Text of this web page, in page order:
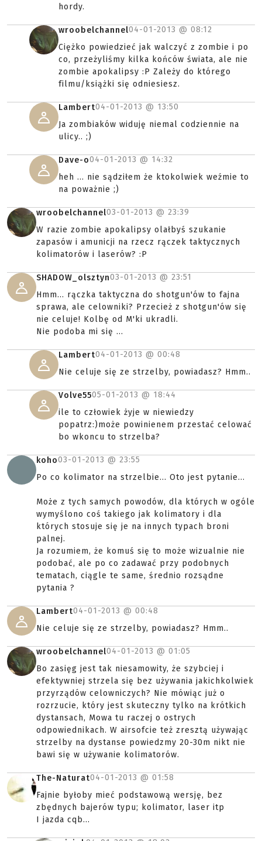
hordy.
wroobelchannel04-01-2013 @ 08:12
Ciężko powiedzieć jak walczyć z zombie i po
co, przeżyliśmy kilka końców świata, ale nie
zombie apokalipsy :P Zależy do którego
filmu/książki się odniesiesz.
Lambert04-01-2013 @ 13:50
Ja zombiaków widuję niemal codziennie na
ulicy.. ;)
Dave-o04-01-2013 @ 14:32
heh ... nie sądziłem że ktokolwiek weźmie to
na poważnie ;)
wroobelchannel03-01-2013 @ 23:39
W razie zombie apokalipsy olałbyś szukanie
zapasów i amunicji na rzecz rączek taktycznych
kolimatorów i laserów? :P
SHADOW_olsztyn03-01-2013 @ 23:51
Hmm... rączka taktyczna do shotgun'ów to fajna
sprawa, ale celowniki? Przecież z shotgun'ów się
nie celuje! Kolbę od M'ki ukradli.
Nie podoba mi się ...
Lambert04-01-2013 @ 00:48
Nie celuje się ze strzelby, powiadasz? Hmm..
Volve5505-01-2013 @ 18:44
ile to człowiek żyje w niewiedzy
popatrz:)może powinienem przestać celować
bo wkoncu to strzelba?
koho03-01-2013 @ 23:55
Po co kolimator na strzelbie... Oto jest pytanie...
Może z tych samych powodów, dla których w ogóle
wymyślono coś takiego jak kolimatory i dla
których stosuje się je na innych typach broni
palnej.
Ja rozumiem, że komuś się to może wizualnie nie
podobać, ale po co zadawać przy podobnych
tematach, ciągle te same, średnio rozsądne
pytania ?
Lambert04-01-2013 @ 00:48
Nie celuje się ze strzelby, powiadasz? Hmm..
wroobelchannel04-01-2013 @ 01:05
Bo zasięg jest tak niesamowity, że szybciej i
efektywniej strzela się bez używania jakichkolwiek
przyrządów celowniczych? Nie mówiąc już o
rozrzucie, który jest skuteczny tylko na krótkich
dystansach, Mowa tu raczej o ostrych
odpowiednikach. W airsofcie też zresztą używając
strzelby na dystanse powiedzmy 20-30m nikt nie
bawi się w używanie kolimatorów.
The-Naturat04-01-2013 @ 01:58
Fajnie byłoby mieć podstawową wersję, bez
zbędnych bajerów typu; kolimator, laser itp
I jazda cqb...